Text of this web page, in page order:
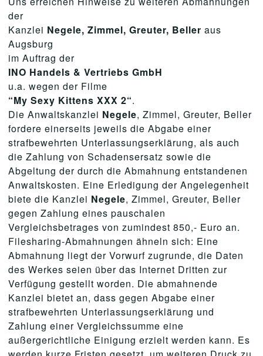
der
Kanzlei Negele, Zimmel, Greuter, Beller aus
Augsburg
im Auftrag der
INO Handels & Vertriebs GmbH
u.a. wegen der Filme
“My Sexy Kittens XXX 2“.
Die Anwaltskanzlei Negele, Zimmel, Greuter, Beller
fordere einerseits jeweils die Abgabe einer
strafbewehrten Unterlassungserklärung, als auch
die Zahlung von Schadensersatz sowie die
Abgeltung der durch die Abmahnung entstandenen
Anwaltskosten. Eine Erledigung der Angelegenheit
biete die Kanzlei Negele, Zimmel, Greuter, Beller
gegen Zahlung eines pauschalen
Vergleichsbetrages von zumindest 850,- Euro an.
Filesharing-Abmahnungen ähneln sich: Eine
Abmahnung liegt der Vorwurf zugrunde, die Daten
des Werkes seien über das Internet Dritten zur
Verfügung gestellt worden. Die abmahnende
Kanzlei bietet an, dass gegen Abgabe einer
strafbewehrten Unterlassungserklärung und
Zahlung einer Vergleichssumme eine
außergerichtliche Einigung erzielt werden kann. Es